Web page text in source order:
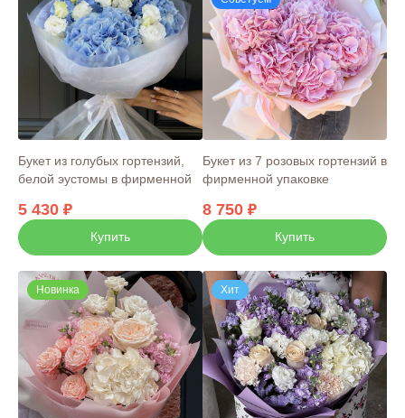
Букет из голубых гортензий,
белой эустомы в фирменной
5 430
Купить
Букет из 7 розовых гортензий в
фирменной упаковке
8 750
Купить
Новинка Хит